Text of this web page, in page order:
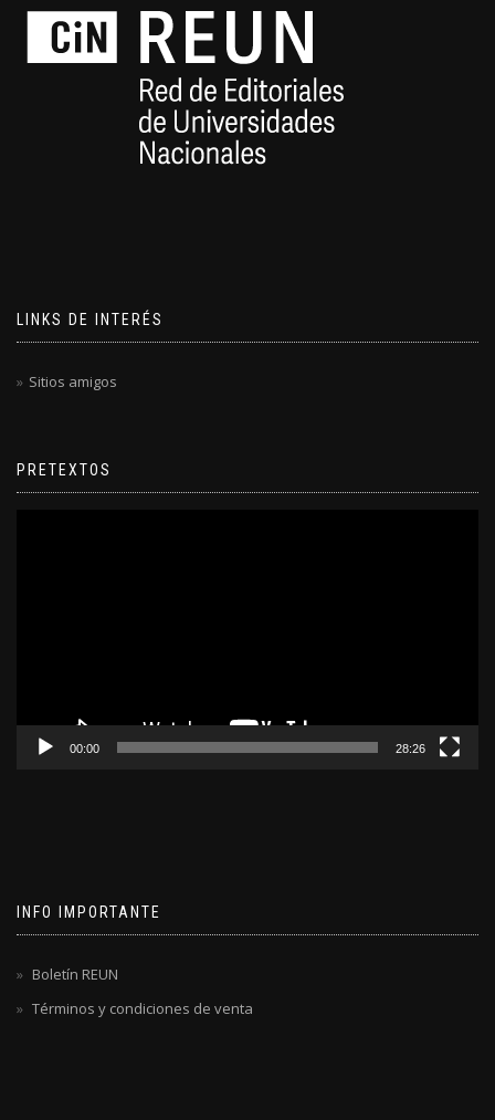
LINKS DE INTERÉS
Sitios amigos
PRETEXTOS
00:00 28:26
INFO IMPORTANTE
Boletín REUN
Términos y condiciones de venta